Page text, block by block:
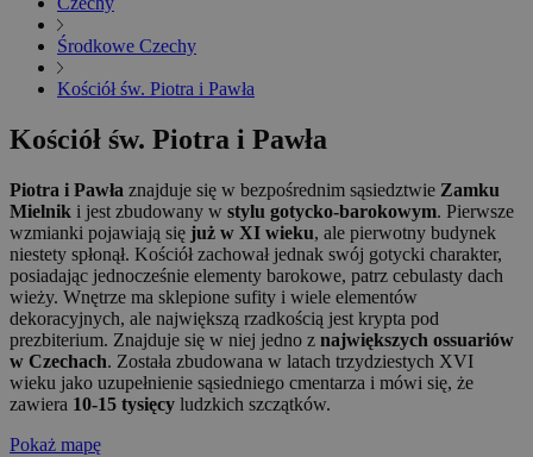
Środkowe Czechy
Kościół św. Piotra i Pawła
Kościół św. Piotra i Pawła
Piotra i Pawła znajduje się w bezpośrednim sąsiedztwie Zamku
Mielnik i jest zbudowany w stylu gotycko-barokowym. Pierwsze
wzmianki pojawiają się już w XI wieku, ale pierwotny budynek
niestety spłonął. Kościół zachował jednak swój gotycki charakter,
posiadając jednocześnie elementy barokowe, patrz cebulasty dach
wieży. Wnętrze ma sklepione sufity i wiele elementów
dekoracyjnych, ale największą rzadkością jest krypta pod
prezbiterium. Znajduje się w niej jedno z największych ossuariów
w Czechach. Została zbudowana w latach trzydziestych XVI
wieku jako uzupełnienie sąsiedniego cmentarza i mówi się, że
zawiera 10-15 tysięcy ludzkich szczątków.
Pokaż mapę